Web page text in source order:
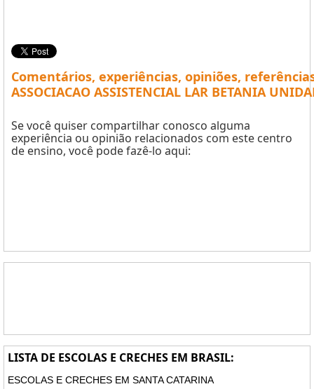
Comentários, experiências, opiniões,
ASSOCIACAO ASSISTENCIAL LAR BETANIA
Se você quiser compartilhar conosco alguma
experiência ou opinião relacionados com este centro
de ensino, você pode fazê-lo aqui:
LISTA DE ESCOLAS E CRECHES EM BRASIL:
ESCOLAS E CRECHES EM SANTA CATARINA